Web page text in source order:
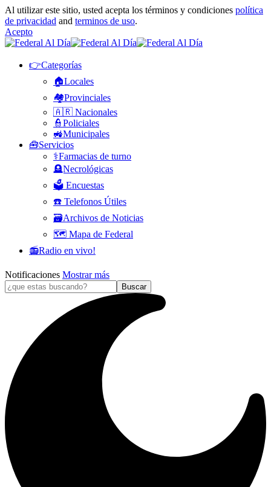
Al utilizar este sitio, usted acepta los términos y condiciones política
de privacidad and terminos de uso.
Acepto
👉Categorías
🏠Locales
🏘️Provinciales
🇦🇷 Nacionales
👮Policiales
🚜Municipales
🧰Servicios
⚕️Farmacias de turno
🪦Necrológicas
🗳️ Encuestas
☎️ Telefonos Útiles
🗃️Archivos de Noticias
🗺️ Mapa de Federal
📻Radio en vivo!
Notificaciones Mostrar más